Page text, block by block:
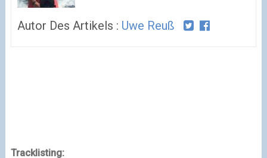
Autor Des Artikels : Uwe Reuß
Tracklisting: